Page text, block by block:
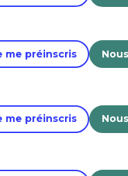
me préinscris
me préinscris